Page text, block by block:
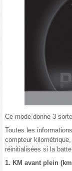
Ce mode donne 3
Toutes les
compteur
réinitialisées si la
1. KM avant plein